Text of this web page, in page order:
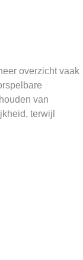
overzicht vaak
van
terwijl